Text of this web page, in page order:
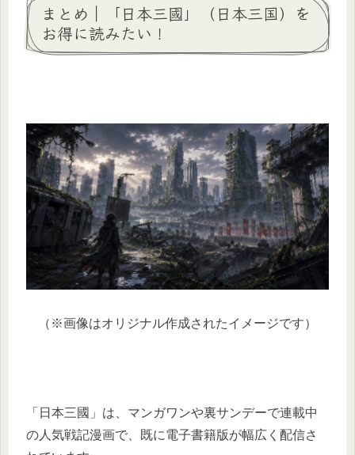
まとめ｜「日本三國」（日本三国）を
お得に読みたい！
（※画像はオリジナル作成されたイメージです）
「日本三國」は、マンガワンや裏サンデーで連載中
の人気戦記漫画で、既に電子書籍版が幅広く配信さ